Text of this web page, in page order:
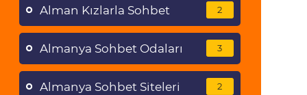
Alman Kızlarla Sohbet 2
Almanya Sohbet Odaları 3
Almanya Sohbet Siteleri 2